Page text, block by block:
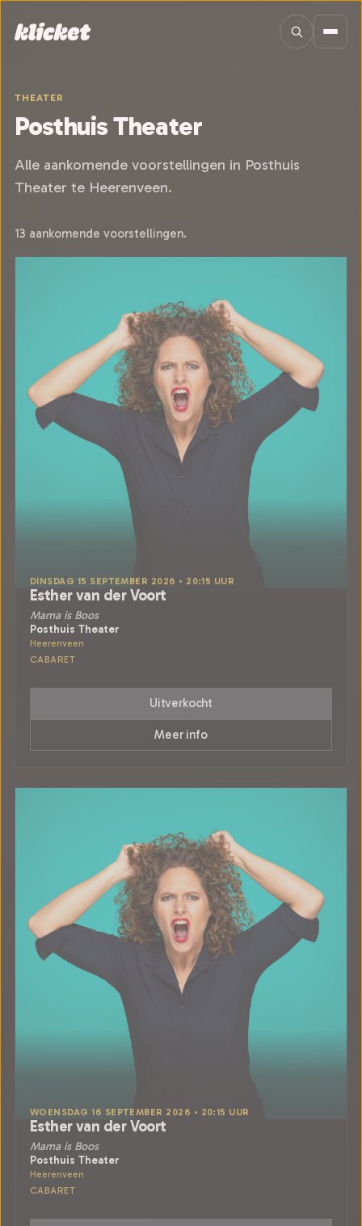
THEATER
Posthuis Theater
Alle aankomende voorstellingen in Posthuis
Theater te Heerenveen.
13 aankomende voorstellingen.
DINSDAG 15 SEPTEMBER 2026 • 20:15 UUR
Esther van der Voort
Mama is Boos
Posthuis Theater
Heerenveen
CABARET
Uitverkocht
Meer info
WOENSDAG 16 SEPTEMBER 2026 • 20:15 UUR
Esther van der Voort
Mama is Boos
Posthuis Theater
Heerenveen
CABARET